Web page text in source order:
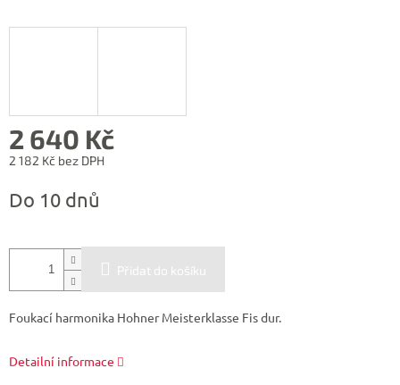
2 640 Kč
2 182 Kč bez DPH
cena:
Do 10 dnů
Přidat do košíku
Foukací harmonika Hohner Meisterklasse Fis dur.
Detailní informace